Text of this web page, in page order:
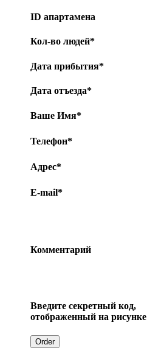
ID апартаменa
Кол-во людей*
Дата прибытия*
Дата отъезда*
Ваше Имя*
Телефон*
Адрес*
E-mail*
Комментарий
Введите секретный код,
отображенный на рисунке